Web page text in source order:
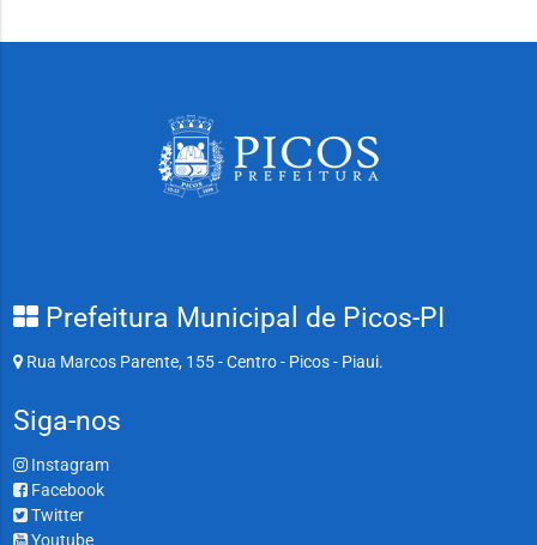
Prefeitura Municipal de Picos-PI
Rua Marcos Parente, 155 - Centro - Picos - Piaui.
Siga-nos
Instagram
Facebook
Twitter
Youtube